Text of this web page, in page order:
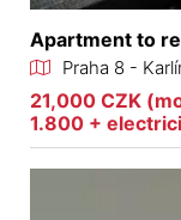
Apartment to
Praha 8 -
21,000 CZK
1.800 +